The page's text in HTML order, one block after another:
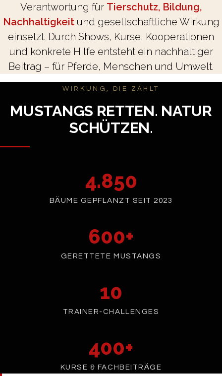
Verantwortung für Tierschutz, Bildung,
Nachhaltigkeitund gesellschaftliche Wirkung
einsetzt. Durch Shows, Kurse, Kooperationen
und konkrete Hilfe entsteht ein nachhaltiger
Beitrag – für Pferde, Menschen und Umwelt.
WIRKUNG, DIE ZÄHLT
MUSTANGS RETTEN. NATUR
SCHÜTZEN.
4.850
BÄUME GEPFLANZT SEIT 2023
600+
GERETTETE MUSTANGS
10
TRAINER-CHALLENGES
400+
KURSE & FACHBEITRÄGE